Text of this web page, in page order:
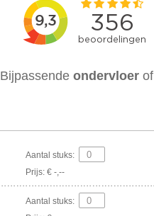
Bijpassendeondervloer of
Aantal stuks:
Prijs: € -,--
Aantal stuks: